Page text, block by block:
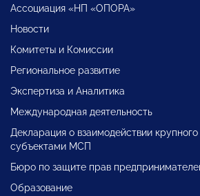
Ассоциация «НП «ОПОРА»
Новости
Комитеты и Комиссии
Региональное развитие
Экспертиза и Аналитика
Международная деятельность
Декларация о взаимодействии
субъектами МСП
Бюро по защите прав
Образование